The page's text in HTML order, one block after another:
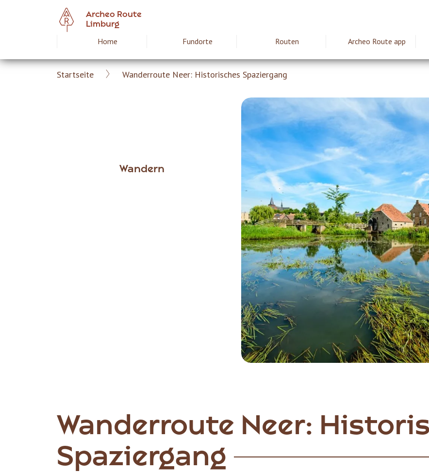
Archeo Route
Limburg
Hoofdnavigatie
Archeoroute
Home Fundorte Routen Archeo Route app
Breadcrumb
Startseite Wanderroute Neer: Historisches Spaziergang
Wandern
Wanderroute Neer:
Spaziergang